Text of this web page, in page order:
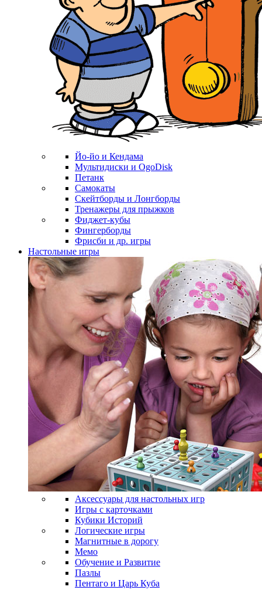
Йо-йо и Кендама
Мультидиски и OgoDisk
Петанк
Самокаты
Скейтборды и Лонгборды
Тренажеры для прыжков
Фиджет-кубы
Фингерборды
Фрисби и др. игры
Настольные игры
Аксессуары для настольных игр
Игры с карточками
Кубики Историй
Логические игры
Магнитные в дорогу
Мемо
Обучение и Развитие
Пазлы
Пентаго и Царь Куба